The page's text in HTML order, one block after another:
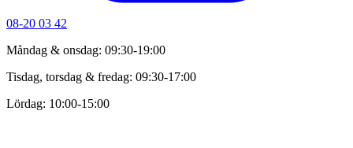
08-20 03 42
Måndag & onsdag: 09:30-19:00
Tisdag, torsdag & fredag: 09:30-17:00
Lördag: 10:00-15:00